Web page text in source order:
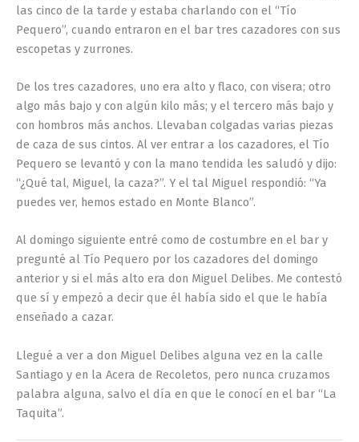
las cinco de la tarde y estaba charlando con el “Tío
Pequero”, cuando entraron en el bar tres cazadores con sus
escopetas y zurrones.
De los tres cazadores, uno era alto y flaco, con visera; otro
algo más bajo y con algún kilo más; y el tercero más bajo y
con hombros más anchos. Llevaban colgadas varias piezas
de caza de sus cintos. Al ver entrar a los cazadores, el Tío
Pequero se levantó y con la mano tendida les saludó y dijo:
“¿Qué tal, Miguel, la caza?”. Y el tal Miguel respondió: “Ya
puedes ver, hemos estado en Monte Blanco”.
Al domingo siguiente entré como de costumbre en el bar y
pregunté al Tío Pequero por los cazadores del domingo
anterior y si el más alto era don Miguel Delibes. Me contestó
que sí y empezó a decir que él había sido el que le había
enseñado a cazar.
Llegué a ver a don Miguel Delibes alguna vez en la calle
Santiago y en la Acera de Recoletos, pero nunca cruzamos
palabra alguna, salvo el día en que le conocí en el bar “La
Taquita”.